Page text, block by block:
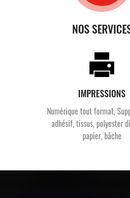
NOS
IMPRESSIONS
Numérique tout format,
adhésif, tissus, polyester
papier, bâche